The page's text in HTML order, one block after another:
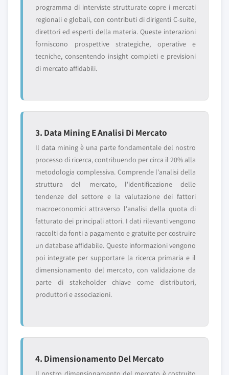
programma di interviste strutturate copre i mercati
regionali e globali, con contributi di dirigenti C-suite,
direttori ed esperti della materia. Queste interazioni
forniscono prospettive strategiche, operative e
tecniche, consentendo insight completi e previsioni
di mercato affidabili.
3. Data Mining E Analisi Di Mercato
Il data mining è una parte fondamentale del nostro
processo di ricerca, contribuendo per circa il 20% alla
metodologia complessiva. Comprende l'analisi della
struttura del mercato, l'identificazione delle
tendenze del settore e la valutazione dei fattori
macroeconomici attraverso l'analisi della quota di
fatturato dei principali attori. I dati rilevanti vengono
raccolti da fonti a pagamento e gratuite per costruire
un database affidabile. Queste informazioni vengono
poi integrate per supportare la ricerca primaria e il
dimensionamento del mercato, con validazione da
parte di stakeholder chiave come distributori,
produttori e associazioni.
4. Dimensionamento Del Mercato